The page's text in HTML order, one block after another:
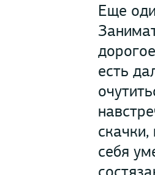
Еще
есть
себя